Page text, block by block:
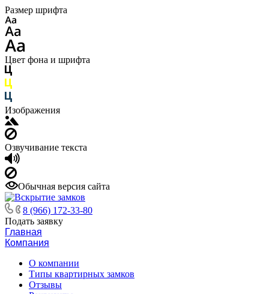
Размер шрифта
Цвет фона и шрифта
Изображения
Озвучивание текста
Обычная версия сайта
8 (966) 172-33-80
Подать заявку
Главная
Компания
О компании
Типы квартирных замков
Отзывы